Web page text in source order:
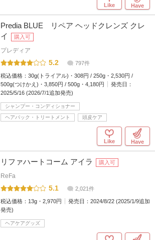
Like Have
Predia BLUE リペア ヘッドクレンズ クレ
イ
購入可
プレディア
5.2 797件
税込価格： 30g(トライアル)・308円 / 250g・2,530円 /
500g(つけかえ)・3,850円 / 500g・4,180円
発売日：
2025/5/16 (2026/7/1追加発売)
シャンプー・コンディショナー
ヘアパック・トリートメント
頭皮ケア
Like Have
リファハートコーム アイラ 購入可
ReFa
5.1 2,021件
税込価格： 13g・2,970円 発売日： 2024/8/22 (2025/1/9追加
発売)
ヘアケアグッズ